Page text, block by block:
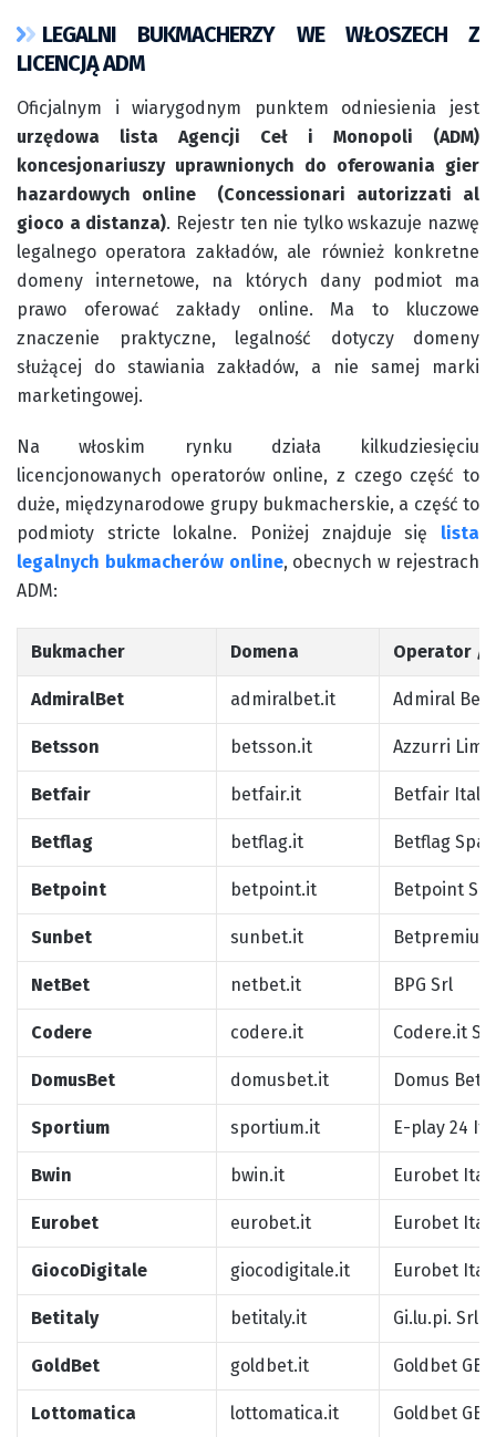
LEGALNI BUKMACHERZY WE WŁOSZECH Z
LICENCJĄ ADM
Oficjalnym i wiarygodnym punktem odniesienia jest
urzędowa lista Agencji Ceł i Monopoli (ADM)
koncesjonariuszy uprawnionych do oferowania gier
hazardowych online (Concessionari autorizzati al
gioco a distanza). Rejestr ten nie tylko wskazuje nazwę
legalnego operatora zakładów, ale również konkretne
domeny internetowe, na których dany podmiot ma
prawo oferować zakłady online. Ma to kluczowe
znaczenie praktyczne, legalność dotyczy domeny
służącej do stawiania zakładów, a nie samej marki
marketingowej.
Na włoskim rynku działa kilkudziesięciu
licencjonowanych operatorów online, z czego część to
duże, międzynarodowe grupy bukmacherskie, a część to
podmioty stricte lokalne. Poniżej znajduje się lista
legalnych bukmacherów online, obecnych w rejestrach
ADM:
Bukmacher Domena Operator /
AdmiralBet admiralbet.it Admiral Bet
Betsson betsson.it Azzurri
Betfair betfair.it Betfair
Betflag betflag.it Betflag Spa
Betpoint betpoint.it Betpoint Srl
Sunbet sunbet.it
NetBet netbet.it BPG Srl
Codere codere.it Codere.it Srl
DomusBet domusbet.it Domus Bet
Sportium sportium.it E-play 24
Bwin bwin.it Eurobet
Eurobet eurobet.it Eurobet
GiocoDigitale giocodigitale.it Eurobet
Betitaly betitaly.it Gi.lu.pi. Srl
GoldBet goldbet.it Goldbet
Lottomatica lottomatica.it Goldbet